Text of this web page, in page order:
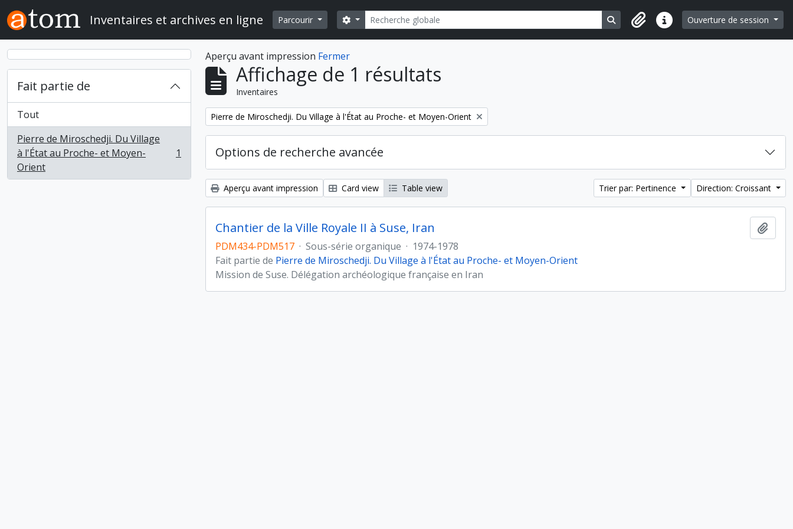
Skip to main content
Inventaires et archives en ligne Parcourir Rechercher
Search options Search in browse page
Liens rapidesOuverture de session
Fait partie de
Tout
Pierre de Miroschedji. Du Village
à l'État au Proche- et Moyen-
Orient
, 1 résultats 1
Aperçu avant impression Fermer
Affichage de 1 résultats
Inventaires
Remove filter:
Pierre de Miroschedji. Du Village à l'État au Proche- et Moyen-Orient
Options de recherche avancée
Aperçu avant impression Card view Table view Trier par: Pertinence Direction: Croissant
Chantier de la Ville Royale II à Suse, Iran
PDM434-PDM517 · Sous-série organique · 1974-1978
Fait partie de Pierre de Miroschedji. Du Village à l'État au Proche- et Moyen-Orient
Mission de Suse. Délégation archéologique française en Iran